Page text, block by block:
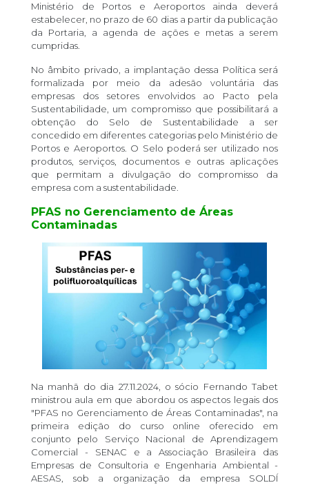
Ministério de Portos e Aeroportos ainda deverá
estabelecer, no prazo de 60 dias a partir da publicação
da Portaria, a agenda de ações e metas a serem
cumpridas.
No âmbito privado, a implantação dessa Política será
formalizada por meio da adesão voluntária das
empresas dos setores envolvidos ao Pacto pela
Sustentabilidade, um compromisso que possibilitará a
obtenção do Selo de Sustentabilidade a ser
concedido em diferentes categorias pelo Ministério de
Portos e Aeroportos. O Selo poderá ser utilizado nos
produtos, serviços, documentos e outras aplicações
que permitam a divulgação do compromisso da
empresa com a sustentabilidade.
PFAS no Gerenciamento de Áreas
Contaminadas
Na manhã do dia 27.11.2024, o sócio Fernando Tabet
ministrou aula em que abordou os aspectos legais dos
"PFAS no Gerenciamento de Áreas Contaminadas", na
primeira edição do curso online oferecido em
conjunto pelo Serviço Nacional de Aprendizagem
Comercial - SENAC e a Associação Brasileira das
Empresas de Consultoria e Engenharia Ambiental -
AESAS, sob a organização da empresa SOLDÍ